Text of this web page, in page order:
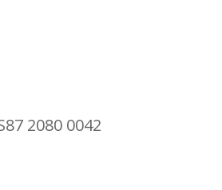
2080 0042